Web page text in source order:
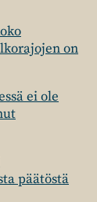
on
ei ole
päätöstä